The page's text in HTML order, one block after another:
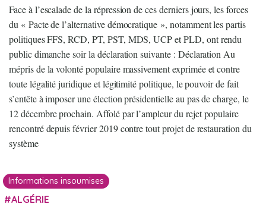
Face à l’escalade de la répression de ces derniers jours, les forces
du « Pacte de l’alternative démocratique », notamment les partis
politiques FFS, RCD, PT, PST, MDS, UCP et PLD, ont rendu
public dimanche soir la déclaration suivante : Déclaration Au
mépris de la volonté populaire massivement exprimée et contre
toute légalité juridique et légitimité politique, le pouvoir de fait
s’entête à imposer une élection présidentielle au pas de charge, le
12 décembre prochain. Affolé par l’ampleur du rejet populaire
rencontré depuis février 2019 contre tout projet de restauration du
système
Informations insoumises
ALGÉRIE